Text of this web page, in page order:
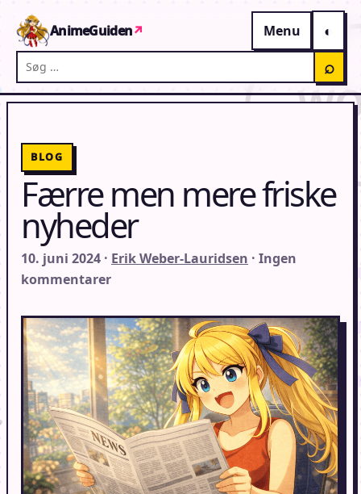
AnimeGuiden↗
Menu
Søg på AnimeGuiden
⌕
BLOG
Færre men mere friske
nyheder
10. juni 2024 · Erik Weber-Lauridsen · Ingen
kommentarer